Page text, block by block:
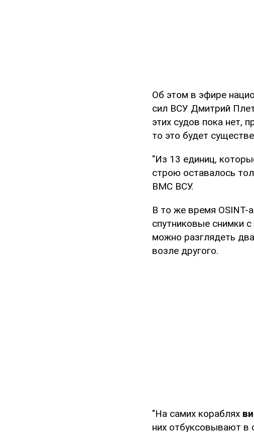
Об этом в эфире
сил ВСУ Дмитрий
этих судов пока нет,
то это будет
"Из 13 единиц,
строю оставалось
ВМС ВСУ.
В то же время OSINT-
спутниковые снимки
можно разглядеть
возле другого.
"На самих кораблях
них отбуксовывают в